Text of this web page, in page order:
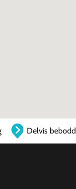
Delvis bebodd